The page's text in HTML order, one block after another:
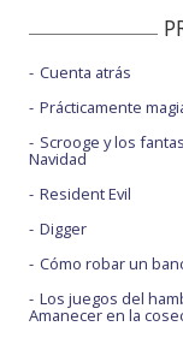
Cuenta atrás
Prácticamente
Scrooge y los
Navidad
Resident Evil
Digger
Cómo robar un
Los juegos del
Amanecer en la